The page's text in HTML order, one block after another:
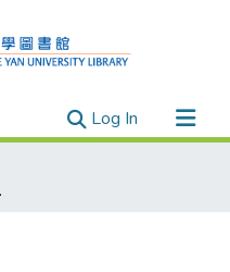
Log In(current)